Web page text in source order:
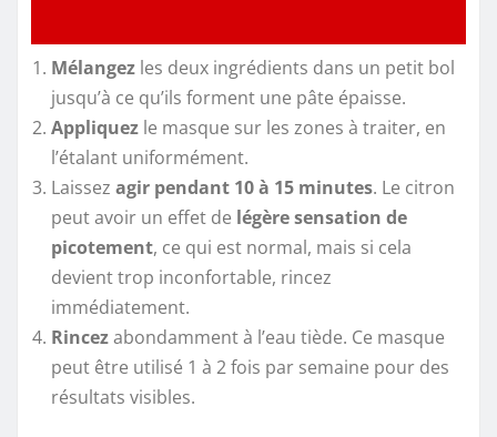
Mélangez les deux ingrédients dans un petit bol
jusqu’à ce qu’ils forment une pâte épaisse.
Appliquez le masque sur les zones à traiter, en
l’étalant uniformément.
Laissez agir pendant 10 à 15 minutes. Le citron
peut avoir un effet de légère sensation de
picotement, ce qui est normal, mais si cela
devient trop inconfortable, rincez
immédiatement.
Rincezabondamment à l’eau tiède. Ce masque
peut être utilisé 1 à 2 fois par semaine pour des
résultats visibles.